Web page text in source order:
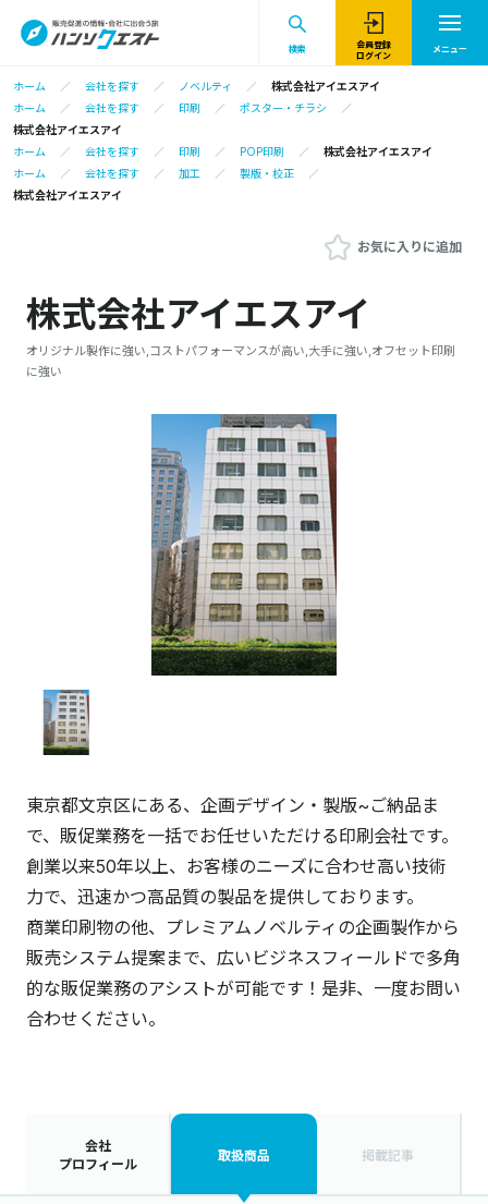
検索
会員登録
ログイン
メニュー
ホーム 会社を探す ノベルティ
株式会社アイエスアイ
ホーム
会社を探す 印刷
ポスター・チラシ
株式会社アイエスアイ
ホーム
会社を探す 印刷 POP印刷
株式会社アイエスアイ
ホーム
会社を探す 加工
製版・校正
株式会社アイエスアイ
お気に入りに追加
株式会社アイエスアイ
オリジナル製作に強い,コストパフォーマンスが高い,大手に強い,オフセット印刷
に強い
東京都文京区にある、企画デザイン・製版~ご納品ま
で、販促業務を一括でお任せいただける印刷会社です。
創業以来50年以上、お客様のニーズに合わせ高い技術
力で、迅速かつ高品質の製品を提供しております。
商業印刷物の他、プレミアムノベルティの企画製作から
販売システム提案まで、広いビジネスフィールドで多角
的な販促業務のアシストが可能です！是非、一度お問い
合わせください。
会社
プロフィール
取扱商品 掲載記事